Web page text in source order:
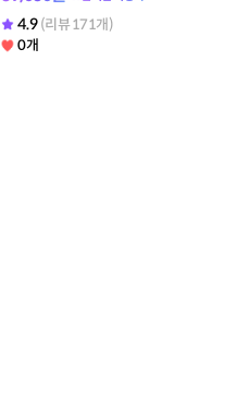
4.9 (리뷰 171개)
0개